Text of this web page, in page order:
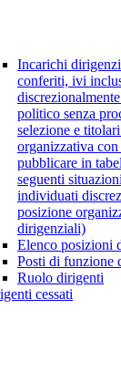
Incarichi
conferiti, ivi
politico senza
selezione e
organizzativa
pubblicare in
seguenti
individuati
posizione
dirigenziali)
Elenco posizioni
Posti di funzione
Ruolo dirigenti
cessati